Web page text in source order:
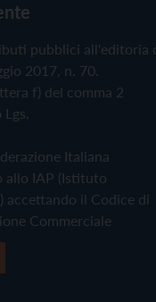
pubblici all'editoria
2017, n. 70.
f) del comma 2
Italiana
allo IAP (Istituto
il Codice di
Commerciale